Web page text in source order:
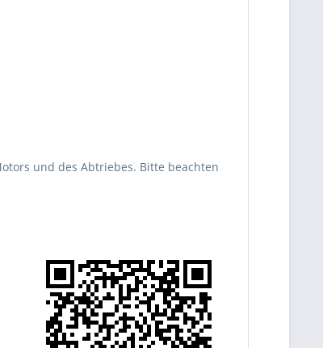
und des Abtriebes. Bitte beachten